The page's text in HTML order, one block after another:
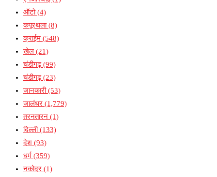
ऑटो(4)
कपूरथला(8)
क्राईम (548)
खेल (21)
चंडीगढ़(99)
चंडीगढ़(23)
जानकारी(53)
जालंधर (1,779)
तरनतारन (1)
दिल्ली(133)
देश (93)
धर्म (359)
नकोदर (1)